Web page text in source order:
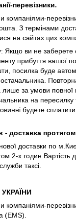
перевізники.
компаніями-
З термінами
на сайтах цих
Якщо ви не заберете
прибуття вашої
посилка буде
за умови повної
на пересилку
будете
- доставка
доставки по
2-х годин.Вартість
таксі.
компаніями-
(EMS).